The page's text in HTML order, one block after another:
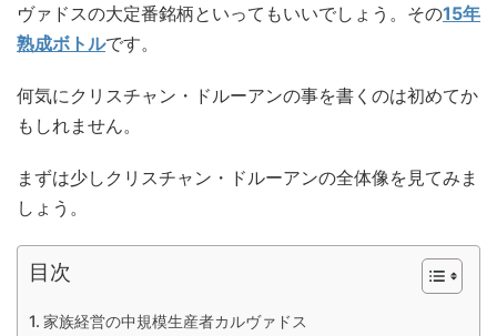
ヴァドスの大定番銘柄といってもいいでしょう。その15年
熟成ボトルです。
何気にクリスチャン・ドルーアンの事を書くのは初めてか
もしれません。
まずは少しクリスチャン・ドルーアンの全体像を見てみま
しょう。
目次
家族経営の中規模生産者カルヴァドス